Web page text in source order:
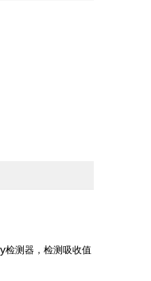
检测器，检测吸收值